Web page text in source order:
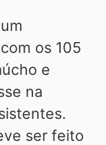
os 105
e
na
ser feito